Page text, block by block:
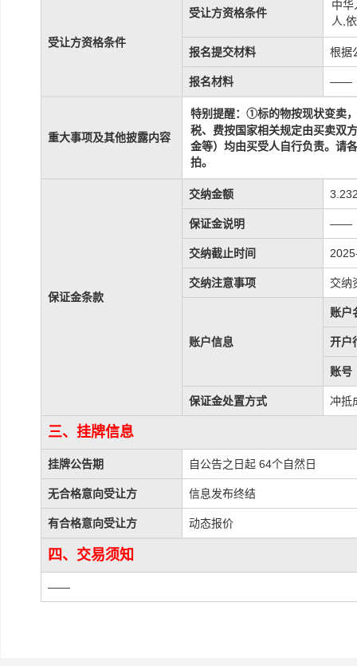
受让方资格条件
受让方资格条件
中华
人,
报名提交材料 根据
报名材料 ——
重大事项及其他披露内容
特别提醒： ①标的物按现状变卖
税、费按国家相关规定由买卖双
金等）均由买受人自行负责。请
拍。
保证金条款
交纳金额
保证金说明 ——
交纳截止时间
交纳注意事项 交纳
账户信息
账户
开户
账号
保证金处置方式 冲抵
三、挂牌信息
挂牌公告期 自公告之日起 64个自然日
无合格意向受让方 信息发布终结
有合格意向受让方 动态报价
四、交易须知
——